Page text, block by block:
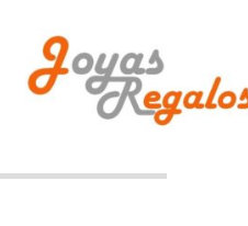
a
la
navegación
al
contenido